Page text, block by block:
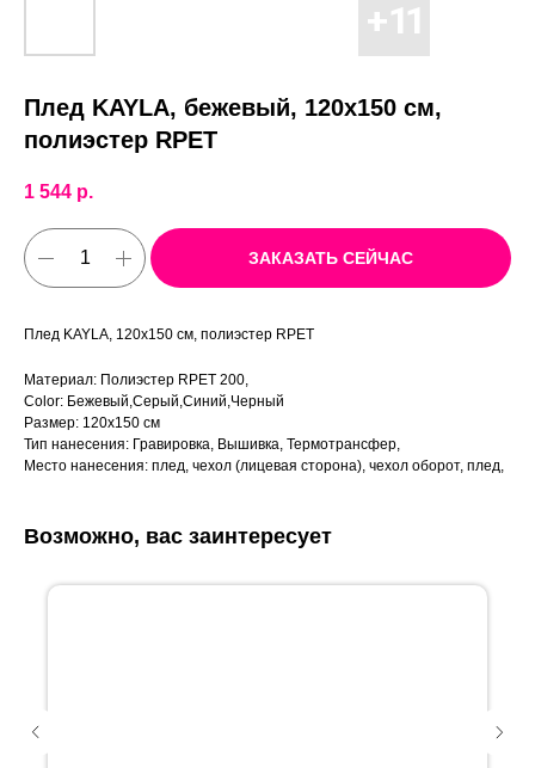
Плед KAYLA, бежевый, 120x150 см,
полиэстер RPET
1 544 р.
ЗАКАЗАТЬ СЕЙЧАС
Плед KAYLA, 120x150 см, полиэстер RPET
Материал: Полиэстер RPET 200,
Color: Бежевый,Серый,Синий,Черный
Размер: 120x150 см
Тип нанесения: Гравировка, Вышивка, Термотрансфер,
Место нанесения: плед, чехол (лицевая сторона), чехол оборот, плед,
Возможно, вас заинтересует